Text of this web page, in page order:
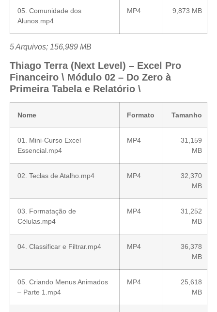
05. Comunidade dos
Alunos.mp4
MP4 9,873 MB
5 Arquivos; 156,989 MB
Thiago Terra (Next Level) – Excel Pro
Financeiro \ Módulo 02 – Do Zero à
Primeira Tabela e Relatório \
Nome Formato Tamanho
01. Mini-Curso Excel
Essencial.mp4
MP4
31,159
MB
02. Teclas de Atalho.mp4 MP4
32,370
MB
03. Formatação de
Células.mp4
MP4
31,252
MB
04. Classificar e Filtrar.mp4 MP4
36,378
MB
05. Criando Menus Animados
– Parte 1.mp4
MP4
25,618
MB